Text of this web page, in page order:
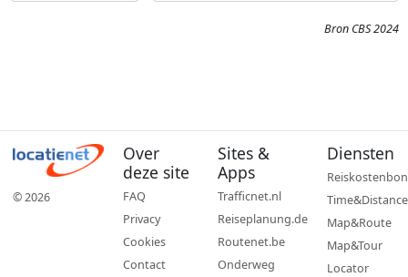
Bron CBS 2024
© 2026
Over
deze site
FAQ
Privacy
Cookies
Contact
Sites &
Apps
Trafficnet.nl
Reiseplanung.de
Routenet.be
Onderweg
Diensten
Reiskostenbon
Time&Distance
Map&Route
Map&Tour
Locator